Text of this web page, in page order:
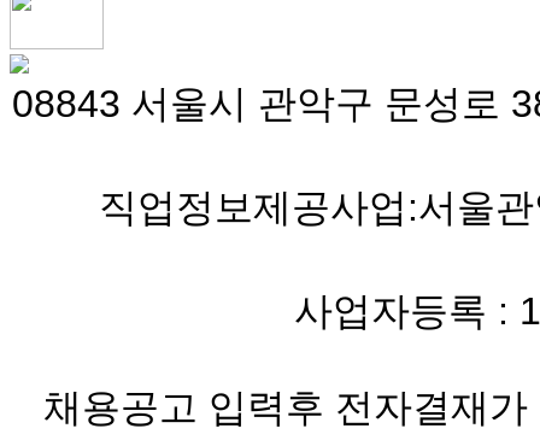
08843 서울시 관악구 문성로
직업정보제공사업:서울
사업자등록 :
채용공고 입력후 전자결재